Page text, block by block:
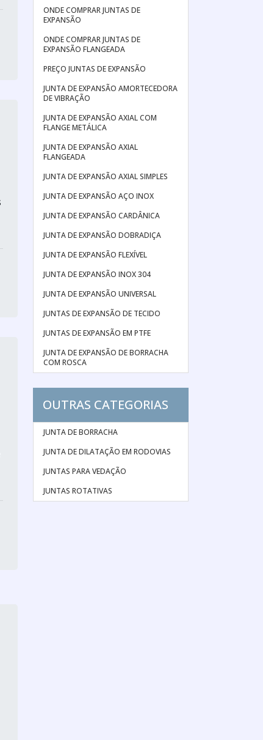
ONDE COMPRAR JUNTAS DE
EXPANSÃO
ONDE COMPRAR JUNTAS DE
EXPANSÃO FLANGEADA
PREÇO JUNTAS DE EXPANSÃO
JUNTA DE EXPANSÃO AMORTECEDORA
DE VIBRAÇÃO
JUNTA DE EXPANSÃO AXIAL COM
FLANGE METÁLICA
JUNTA DE EXPANSÃO AXIAL
FLANGEADA
JUNTA DE EXPANSÃO AXIAL SIMPLES
JUNTA DE EXPANSÃO AÇO INOX
JUNTA DE EXPANSÃO CARDÂNICA
JUNTA DE EXPANSÃO DOBRADIÇA
JUNTA DE EXPANSÃO FLEXÍVEL
JUNTA DE EXPANSÃO INOX 304
JUNTA DE EXPANSÃO UNIVERSAL
JUNTAS DE EXPANSÃO DE TECIDO
JUNTAS DE EXPANSÃO EM PTFE
JUNTA DE EXPANSÃO DE BORRACHA
COM ROSCA
OUTRAS CATEGORIAS
JUNTA DE BORRACHA
JUNTA DE DILATAÇÃO EM RODOVIAS
JUNTAS PARA VEDAÇÃO
JUNTAS ROTATIVAS